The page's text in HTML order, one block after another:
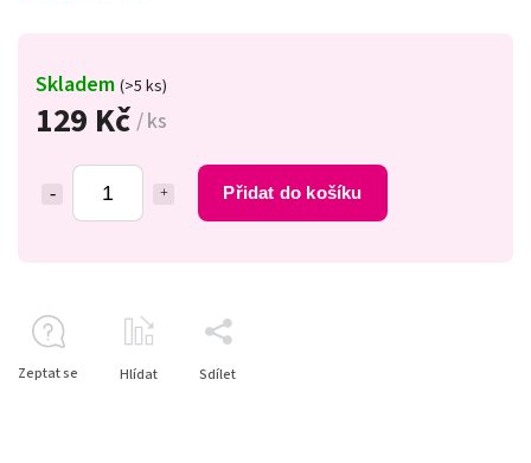
129 Kč / ks
Přidat do košíku
Skladem (>5 ks)
Zeptat se Hlídat Sdílet